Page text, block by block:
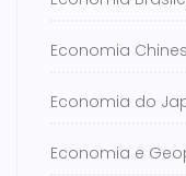
Economia
Economia do
Economia e